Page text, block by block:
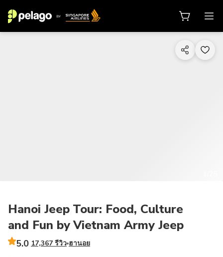
Hanoi Jeep Tour: Food, Culture
and Fun by Vietnam Army Jeep
5.0 17,367 รีวิว ฮานอย